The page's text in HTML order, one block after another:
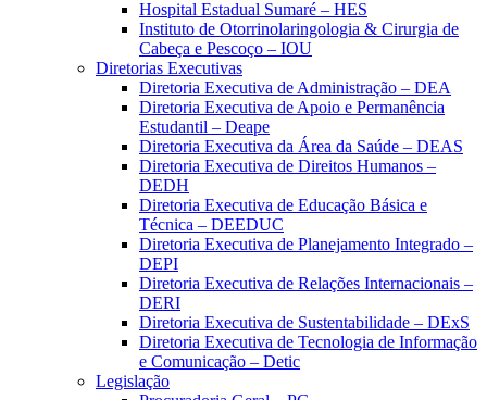
Hospital Estadual Sumaré – HES
Instituto de Otorrinolaringologia & Cirurgia de
Cabeça e Pescoço – IOU
Diretorias Executivas
Diretoria Executiva de Administração – DEA
Diretoria Executiva de Apoio e Permanência
Estudantil – Deape
Diretoria Executiva da Área da Saúde – DEAS
Diretoria Executiva de Direitos Humanos –
DEDH
Diretoria Executiva de Educação Básica e
Técnica – DEEDUC
Diretoria Executiva de Planejamento Integrado –
DEPI
Diretoria Executiva de Relações Internacionais –
DERI
Diretoria Executiva de Sustentabilidade – DExS
Diretoria Executiva de Tecnologia de Informação
e Comunicação – Detic
Legislação